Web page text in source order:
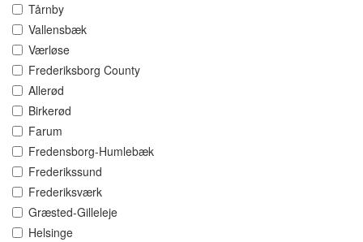
Tårnby
Vallensbæk
Værløse
Frederiksborg County
Allerød
Birkerød
Farum
Fredensborg-Humlebæk
Frederikssund
Frederiksværk
Græsted-Gilleleje
Helsinge